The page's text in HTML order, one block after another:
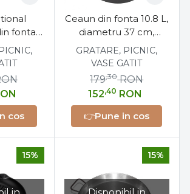
fonta
stir-fry
cos
Ceaun din fonta 10.8 L,
diametru 37 cm,
pentru tocane si gatit
lent
GRATARE, PICNIC,
VASE GATIT
152,40 RON
179,30 RON
👉Pune in cos
15% 15%